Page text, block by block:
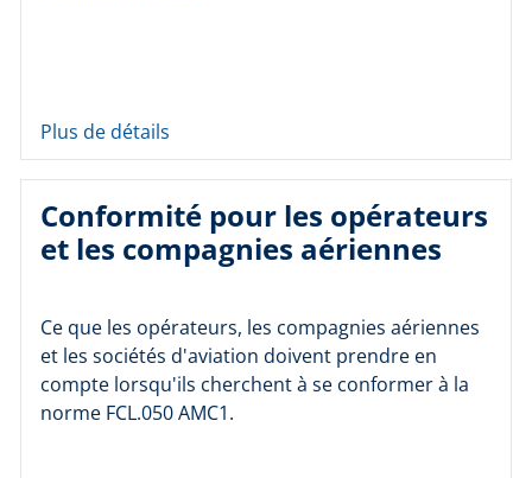
Plus de détails
Conformité pour les opérateurs
et les compagnies aériennes
Ce que les opérateurs, les compagnies aériennes
et les sociétés d'aviation doivent prendre en
compte lorsqu'ils cherchent à se conformer à la
norme FCL.050 AMC1.